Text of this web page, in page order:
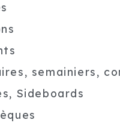
semainiers,
Sideboards